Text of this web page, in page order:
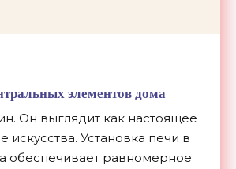
элементов дома
Он выглядит как настоящее
искусства. Установка печи в
обеспечивает равномерное